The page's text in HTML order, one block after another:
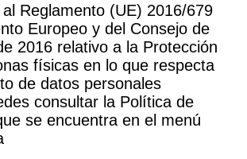
Reglamento (UE) 2016/679
Europeo y del Consejo de
2016 relativo a la Protección
físicas en lo que respecta
de datos personales
consultar la Política de
se encuentra en el menú